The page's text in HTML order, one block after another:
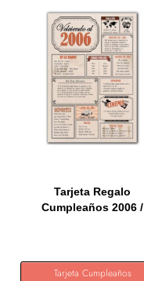
Tarjeta Regalo
Cumpleaños 2006 /
Tarjeta Cumpleaños